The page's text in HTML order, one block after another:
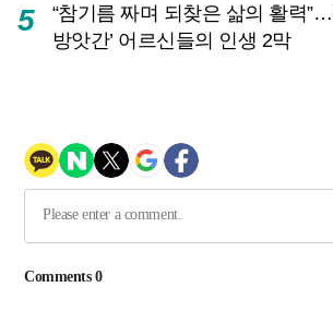
5
“참기름 짜며 되찾은 삶의 활력
방앗간’ 어르신들의 인생 2막